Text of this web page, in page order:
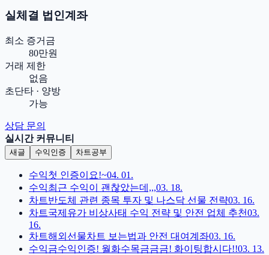
실체결 법인계좌
최소 증거금
80만원
거래 제한
없음
초단타 · 양방
가능
상담 문의
실시간 커뮤니티
새글 수익인증 차트공부
수익첫 인증이요!~04. 01.
수익최근 수익이 괜찮았는데,,,03. 18.
차트반도체 관련 종목 투자 및 나스닥 선물 전략03. 16.
차트국제유가 비상사태 수익 전략 및 안전 업체 추천03.
16.
차트해외선물차트 보는법과 안전 대여계좌03. 16.
수익금수익인증! 월화수목금금금! 화이팅합시다!!03. 13.